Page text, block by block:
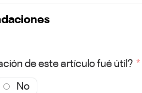
de este artículo fué útil?
No